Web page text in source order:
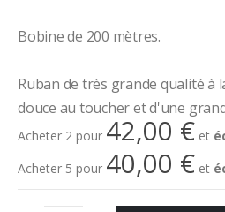
Bobine de 200 mètres.
Ruban de très grande qualité à
douce au toucher et d'une
Acheter 2 pour 42,00 € et
Acheter 5 pour 40,00 € et